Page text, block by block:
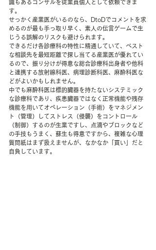
識もあるコンサルを従業員個人として依頼できま
す。
せっかく産業医がいるのなら、DtoDでコメントを求
めるのが最も手っ取り早く、素人の伝言ゲームで生
じうる誤解のリスクも避けられます。
できるだけ各診療科の特性に精通していて、ベスト
な相談先を最短距離で探し当てる産業医が優れてい
るので、振り分けが得意な総合診療科出身者や他科
と連携する放射線科医、病理診断科医、麻酔科医な
どがよいかもしれません。
中でも麻酔科医は標的臓器を持たないシステミック
な診療科であり、疾患臓器ではなく正常機能や残存
機能を用いてオペレーション（手術）をマネジメン
ト（管理）してストレス（侵襲）をコントロール
（制御）するのが生業ですし、点滴やブロックなど
の手技もうまく、蘇生も得意ですから、複雑な心理
質問紙はまず扱えませんが、なかなか「買い」だと
自負しています。